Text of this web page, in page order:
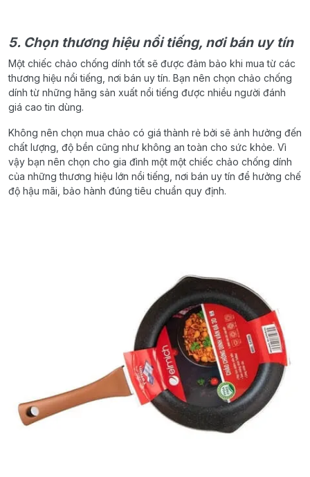
5. Chọn thương hiệu nổi tiếng, nơi bán uy tín
Một chiếc chảo chống dính tốt sẽ được đảm bảo khi mua từ các
thương hiệu nổi tiếng, nơi bán uy tín. Bạn nên chọn chảo chống
dính từ những hãng sản xuất nổi tiếng được nhiều người đánh
giá cao tin dùng.
Không nên chọn mua chảo có giá thành rẻ bởi sẽ ảnh hưởng đến
chất lượng, độ bền cũng như không an toàn cho sức khỏe. Vì
vậy bạn nên chọn cho gia đình một một chiếc chảo chống dính
của những thương hiệu lớn nổi tiếng, nơi bán uy tín để hưởng chế
độ hậu mãi, bảo hành đúng tiêu chuẩn quy định.